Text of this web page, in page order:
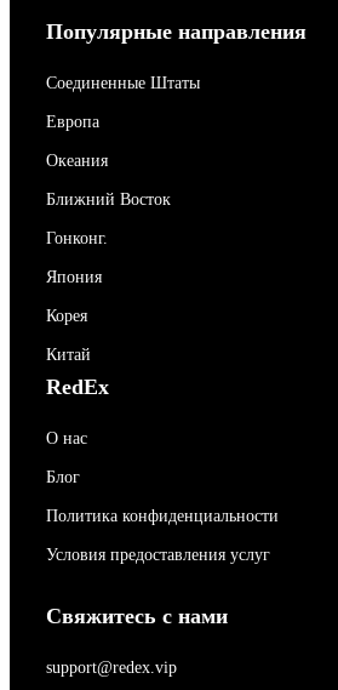
Популярные направления
Соединенные Штаты
Европа
Океания
Ближний Восток
Гонконг.
Япония
Корея
Китай
RedEx
О нас
Блог
Политика конфиденциальности
Условия предоставления услуг
Свяжитесь с нами
support@redex.vip